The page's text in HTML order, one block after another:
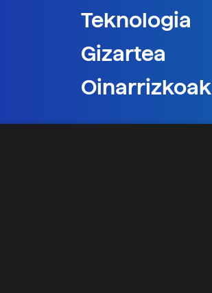
Teknologia
Gizartea
Oinarrizkoak